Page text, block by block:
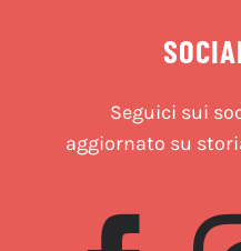
Seguici sui
aggiornato su